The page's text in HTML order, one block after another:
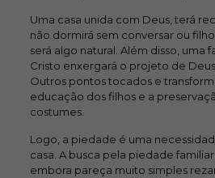
Uma casa unida com Deus, terá
não dormirá sem conversar ou
será algo natural. Além disso, uma
Cristo enxergará o projeto de
Outros pontos tocados e
educação dos filhos e a
costumes.
Logo, a piedade é uma
casa. A busca pela piedade
embora pareça muito simples